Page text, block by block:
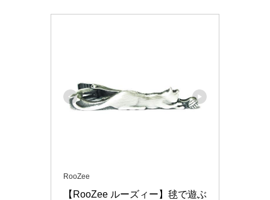
RooZee
【RooZee ルーズィー】毬で遊ぶ